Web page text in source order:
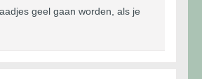
geel gaan worden, als je